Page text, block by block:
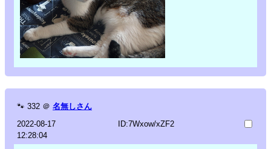
🐾 332 ＠ 名無しさん
2022-08-17
12:28:04
ID:7Wxow/xZF2